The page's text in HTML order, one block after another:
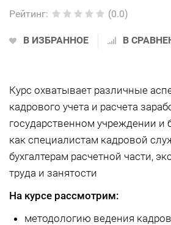
Рейтинг: (0.0)
В ИЗБРАННОЕ В
Курс охватывает различные
кадрового учета и расчета
государственном учреждении и
как специалистам кадровой
бухгалтерам расчетной части,
труда и занятости
На курсе рассмотрим:
методологию ведения